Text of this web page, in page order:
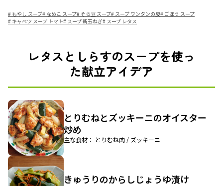
# もやし スープ# なめこ スープ#そら豆 スープ# スープ ワンタンの皮# ごぼう スープ
# キャベツ スープ トマト# スープ 新玉ねぎ# スープ レタス
レタスとしらすのスープを使っ
た献立アイデア
とりむねとズッキーニのオイスター
炒め
主な食材： とりむね肉 / ズッキーニ
きゅうりのからしじょうゆ漬け